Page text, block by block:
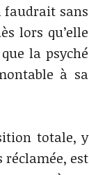
faudrait sans
lors qu’elle
la psyché
à sa
totale, y
réclamée, est